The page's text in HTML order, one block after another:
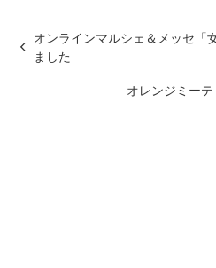
オンラインマルシェ＆メッセ「
ました
オレンジミー